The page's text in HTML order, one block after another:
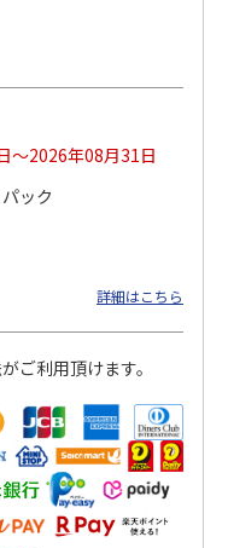
グ切
ング
通切手・千鳥（1シ
11,000円
～2026年08月31日
ック
詳細はこちら
ご利用頂けます。